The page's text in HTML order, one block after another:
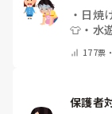
・ 日焼
👕 ・ 水
177票
保護者